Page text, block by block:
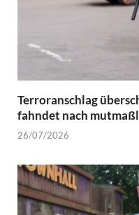
Terroranschlag
fahndet nach
26/07/2026